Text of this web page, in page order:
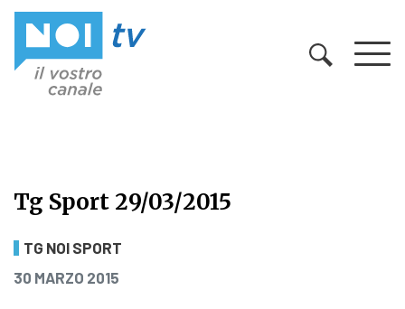
Tg Sport 29/03/2015
Tg Sport 29/03/2015
TG NOI SPORT
PUBBLICATO IL
30 MARZO 2015